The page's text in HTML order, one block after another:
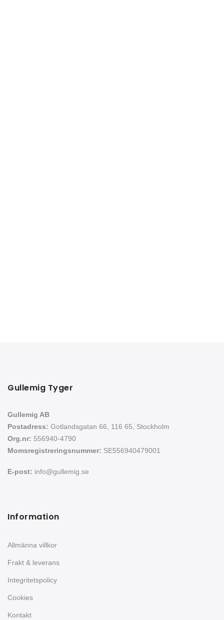
Gullemig Tyger
Gullemig AB
Postadress: Gotlandsgatan 66, 116 65, Stockholm
Org.nr: 556940-4790
Momsregistreringsnummer: SE556940479001
E-post: info@gullemig.se
Information
Allmänna villkor
Frakt & leverans
Integritetspolicy
Cookies
Kontakt